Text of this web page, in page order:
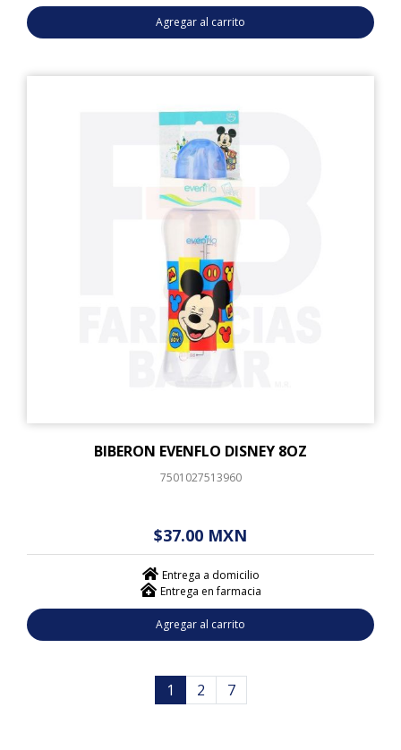
Agregar al carrito
BIBERON EVENFLO DISNEY 8OZ
7501027513960
$37.00 MXN
Entrega a domicilio
Entrega en farmacia
Agregar al carrito
1 2 7